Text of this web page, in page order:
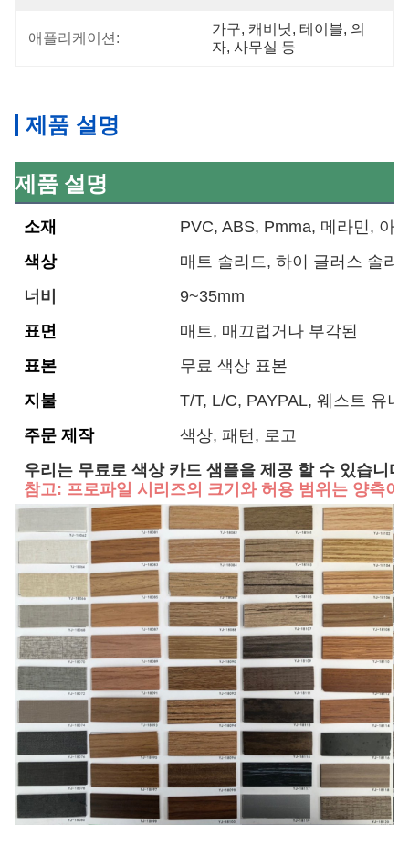
애플리케이션:
가구, 캐비닛, 테이블, 의
자, 사무실 등
제품 설명
제품 설명
소재
PVC, ABS, Pmma, 메라민, 아
색상
매트 솔리드, 하이 글러스 솔리
너비
9~35mm
표면
매트, 매끄럽거나 부각된
표본
무료 색상 표본
지불
T/T, L/C, PAYPAL, 웨스트 유니
주문 제작
색상, 패턴, 로고
우리는 무료로 색상 카드 샘플을 제공 할 수 있습니
참고: 프로파일 시리즈의 크기와 허용 범위는 양측이